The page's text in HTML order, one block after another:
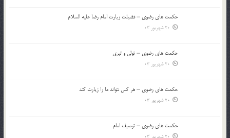
حکمت های رضوی – فضیلت زیارت امام رضا علیه السلام
20 شهریور 03
حکمت های رضوی – تولی و تبری
20 شهریور 03
حکمت های رضوی – هر کس نتواند ما را زیارت کند
20 شهریور 03
حکمت های رضوی – توصیف امام